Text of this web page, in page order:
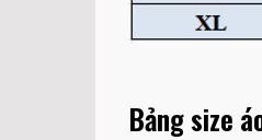
Bảng size